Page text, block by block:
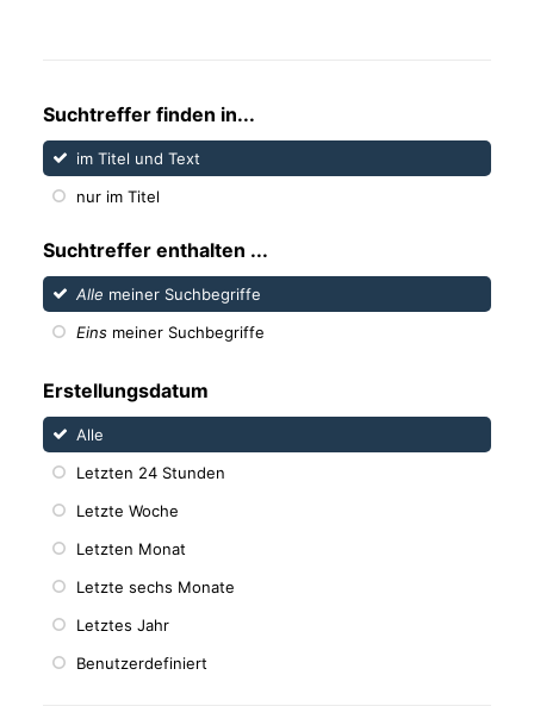
Suchtreffer finden in...
im Titel und Text
nur im Titel
Suchtreffer enthalten ...
Alle meiner Suchbegriffe
Eins meiner Suchbegriffe
Erstellungsdatum
Alle
Letzten 24 Stunden
Letzte Woche
Letzten Monat
Letzte sechs Monate
Letztes Jahr
Benutzerdefiniert